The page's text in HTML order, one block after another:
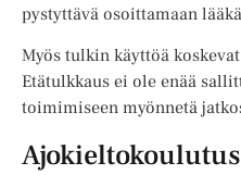
pystyttävä osoittamaan
Myös tulkin käyttöä
Etätulkkaus ei ole enää
toimimiseen myönnetä